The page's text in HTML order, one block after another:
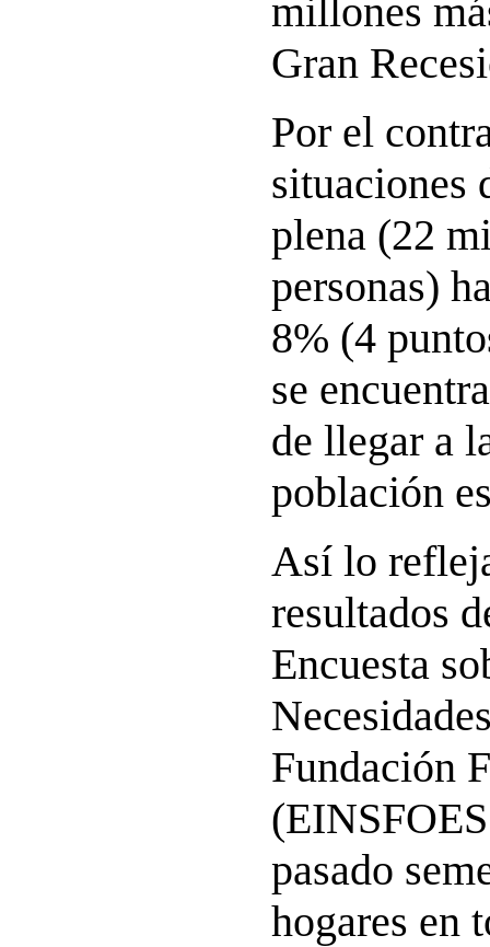
millones
Gran
Por el
situaciones
plena (22
personas)
8% (4
se
de llegar a
población
Así lo
resultados
Encuesta
Fundación
pasado
hogares en